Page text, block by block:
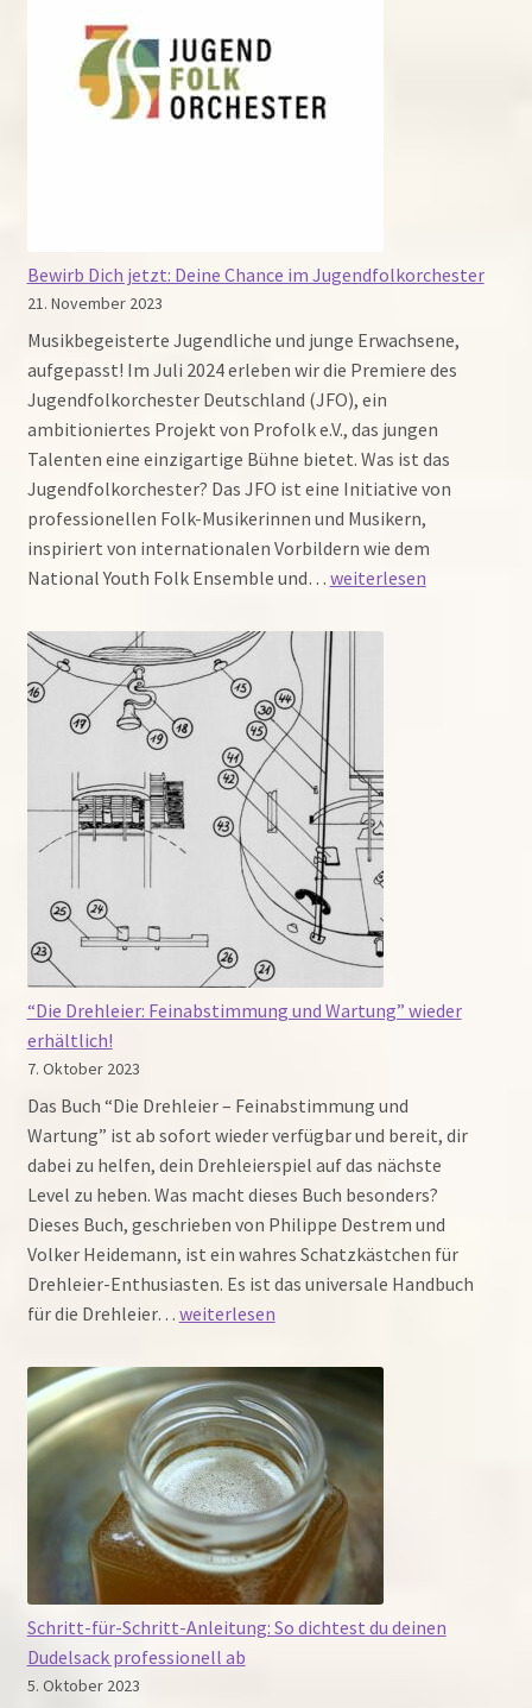
Bewirb Dich jetzt: Deine Chance im Jugendfolkorchester
21. November 2023
Musikbegeisterte Jugendliche und junge Erwachsene,
aufgepasst! Im Juli 2024 erleben wir die Premiere des
Jugendfolkorchester Deutschland (JFO), ein
ambitioniertes Projekt von Profolk e.V., das jungen
Talenten eine einzigartige Bühne bietet. Was ist das
Jugendfolkorchester? Das JFO ist eine Initiative von
professionellen Folk-Musikerinnen und Musikern,
inspiriert von internationalen Vorbildern wie dem
National Youth Folk Ensemble und… Bewirb
jetzt:
Deine
Chance
im
Jugendfolkorchester
weiterlesen
“Die Drehleier: Feinabstimmung und Wartung” wieder
erhältlich!
7. Oktober 2023
Das Buch “Die Drehleier – Feinabstimmung und
Wartung” ist ab sofort wieder verfügbar und bereit, dir
dabei zu helfen, dein Drehleierspiel auf das nächste
Level zu heben. Was macht dieses Buch besonders?
Dieses Buch, geschrieben von Philippe Destrem und
Volker Heidemann, ist ein wahres Schatzkästchen für
Drehleier-Enthusiasten. Es ist das universale Handbuch
für die Drehleier… “Die
Feinabstimmung
und
Wartung”
wieder
erhältlich!
weiterlesen
Schritt-für-Schritt-Anleitung: So dichtest du deinen
Dudelsack professionell ab
5. Oktober 2023